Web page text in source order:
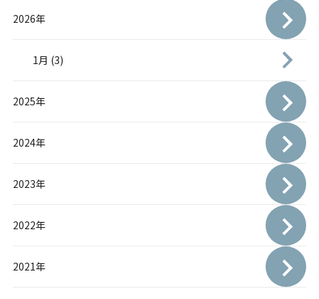
2026年
1月 (3)
2025年
2024年
2023年
2022年
2021年